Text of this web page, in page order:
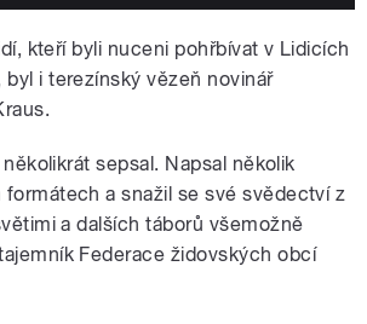
kteří byli nuceni pohřbívat v Lidicích
byl i terezínský vězeň novinář
sepsal. Napsal několik
a snažil se své svědectví z
a dalších táborů všemožně
Federace židovských obcí